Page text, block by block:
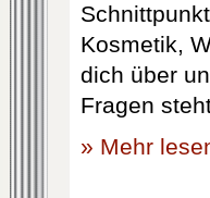
Kosmetik,
dich über
Fragen
» Mehr